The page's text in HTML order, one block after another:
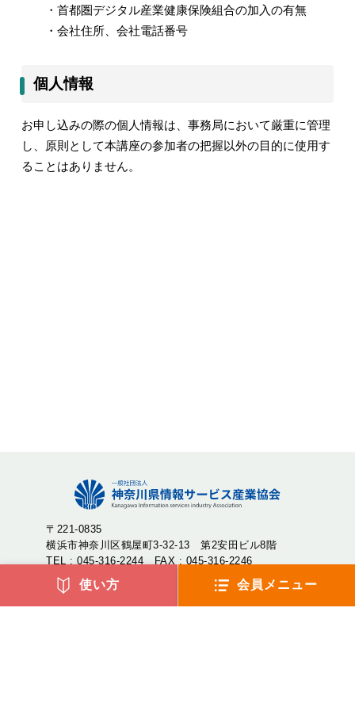
・首都圏デジタル産業健康保険組合の加入の有無
・会社住所、会社電話番号
個人情報
お申し込みの際の個人情報は、事務局において厳重に管理
し、原則として本講座の参加者の把握以外の目的に使用す
ることはありません。
〒221-0835
横浜市神奈川区鶴屋町3-32-13 第2安田ビル8階
TEL : 045-316-2244 FAX : 045-316-2246
神奈川県情報サービス産業協会（神情協・しんじょうきょ
使い方 会員メニュー